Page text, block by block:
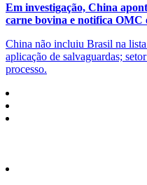
Em investigação, China
carne bovina e notifica OMC
China não incluiu Brasil na
aplicação de salvaguardas;
processo.